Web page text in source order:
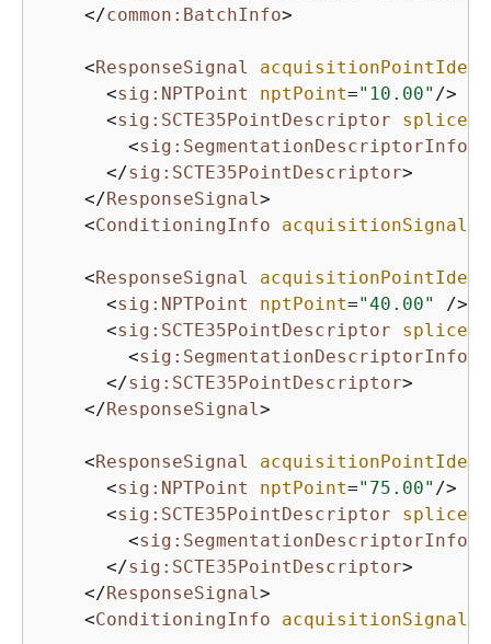
</common:BatchInfo>
<ResponseSignal
<sig:NPTPoint nptPoint="10.00" />
<sig:SCTE35PointDescriptor
<sig:SegmentationDescriptorInfo
</sig:SCTE35PointDescriptor>
</ResponseSignal>
<ConditioningInfo
<ResponseSignal
<sig:NPTPoint nptPoint="40.00"
/>
<sig:SCTE35PointDescriptor
<sig:SegmentationDescriptorInfo
</sig:SCTE35PointDescriptor>
</ResponseSignal>
<ResponseSignal
<sig:NPTPoint nptPoint="75.00" />
<sig:SCTE35PointDescriptor
<sig:SegmentationDescriptorInfo
</sig:SCTE35PointDescriptor>
</ResponseSignal>
<ConditioningInfo